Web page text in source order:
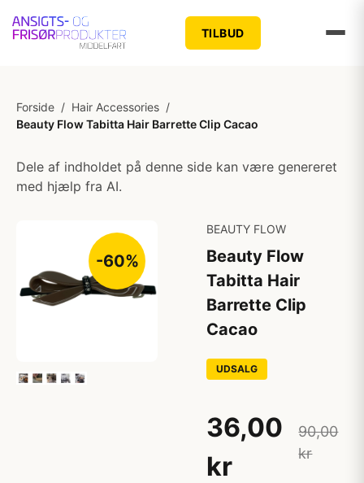
TILBUD
Forside / Hair Accessories /
Beauty Flow Tabitta Hair Barrette Clip Cacao
Dele af indholdet på denne side kan være genereret
med hjælp fra AI.
-60%
BEAUTY FLOW
Beauty Flow
Tabitta Hair
Barrette Clip
Cacao
UDSALG
36,00
kr
90,00
kr